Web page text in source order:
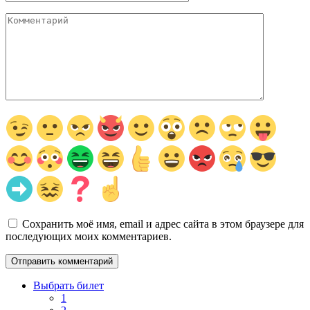
Комментарий
Сохранить моё имя, email и адрес сайта в этом браузере для
последующих моих комментариев.
Выбрать билет
1